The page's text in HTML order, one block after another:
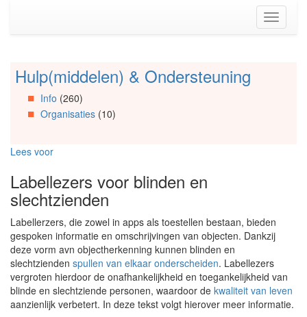
(Accesskey
Toggle
Spring
Artikels
Spring
Spring
Organisaties
Spring
Social
media
Hulp(middelen) & Ondersteuning
Info (260)
Organisaties(10)
Lees voor
Labellezers voor blinden en
slechtzienden
Labellerzers, die zowel in apps als toestellen bestaan, bieden
gespoken informatie en omschrijvingen van objecten. Dankzij
deze vorm avn objectherkenning kunnen blinden en
slechtzienden spullen van elkaar onderscheiden. Labellezers
vergroten hierdoor de onafhankelijkheid en toegankelijkheid van
blinde en slechtziende personen, waardoor de kwaliteit van leven
aanzienlijk verbetert. In deze tekst volgt hierover meer informatie.